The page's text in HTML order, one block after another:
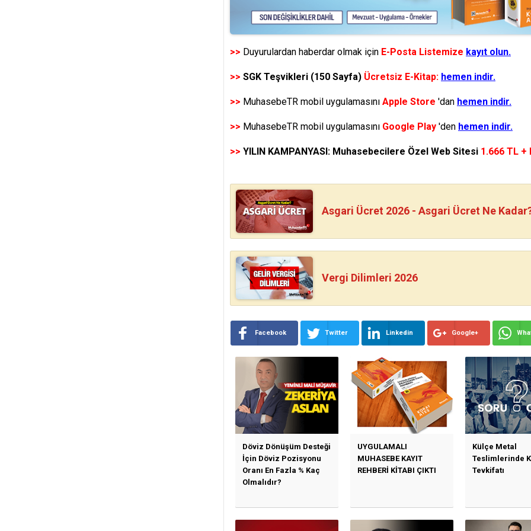
>> Duyurulardan haberdar olmak için E-Posta Listemize kayıt olun.
>> SGK Teşvikleri (150 Sayfa) Ücretsiz E-Kitap: hemen indir.
>> MuhasebeTR mobil uygulamasını Apple Store 'dan hemen indir.
>> MuhasebeTR mobil uygulamasını Google Play 'den hemen indir.
>> YILIN KAMPANYASI: Muhasebecilere Özel Web Sitesi 1.666 TL +
Asgari Ücret 2026 - Asgari Ücret Ne
Vergi Dilimleri 2026
Facebook Twitter Linkedin Google+
Döviz Dönüşüm Desteği
İçin Döviz Pozisyonu
Oranı En Fazla % Kaç
Olmalıdır?
UYGULAMALI
MUHASEBE KAYIT
REHBERİ KİTABI ÇIKTI
Külçe Metal
Teslimlerinde
Tevkifatı